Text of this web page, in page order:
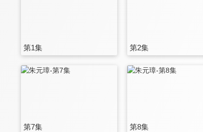
第1集 第2集
第7集 第8集